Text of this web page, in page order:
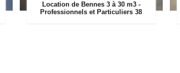
Location de Bennes 3 à 30 m3 -
Professionnels et Particuliers 38